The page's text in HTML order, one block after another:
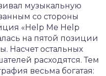
музыкальную
со стороны
«Help Me Help
на пятой позиции
Насчет остальных
расходятся. Тем
весьма богатая: